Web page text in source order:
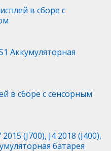
в сборе с
Аккумуляторная
в сборе с сенсорным
(J700), J4 2018 (J400),
батарея